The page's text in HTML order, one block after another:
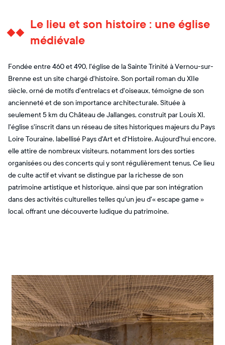
Le lieu et son histoire : une église
médiévale
Fondée entre 460 et 490, l'église de la Sainte Trinité à Vernou-sur-
Brenne est un site chargé d'histoire. Son portail roman du XIIe
siècle, orné de motifs d'entrelacs et d'oiseaux, témoigne de son
ancienneté et de son importance architecturale. Située à
seulement 5 km du Château de Jallanges, construit par Louis XI,
l'église s'inscrit dans un réseau de sites historiques majeurs du Pays
Loire Touraine, labellisé Pays d'Art et d'Histoire. Aujourd'hui encore,
elle attire de nombreux visiteurs, notamment lors des sorties
organisées ou des concerts qui y sont régulièrement tenus. Ce lieu
de culte actif et vivant se distingue par la richesse de son
patrimoine artistique et historique, ainsi que par son intégration
dans des activités culturelles telles qu'un jeu d'« escape game »
local, offrant une découverte ludique du patrimoine.